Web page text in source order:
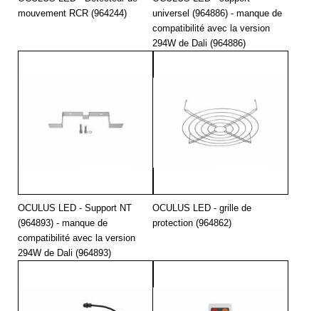
mouvement RCR (964244)
universel (964886) - manque de
compatibilité avec la version
294W de Dali (964886)
OCULUS LED - Support NT
(964893) - manque de
compatibilité avec la version
294W de Dali (964893)
OCULUS LED - grille de
protection (964862)